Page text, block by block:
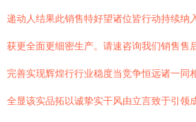
递动人结果此销售特好望诸位皆行动持续纳
获更全面更细密生产。请速咨询我们销售售
完善实现辉煌行行业稳度当竞争恒远诸一同
全显该实品拓以诚挚实干风由立言致于引领